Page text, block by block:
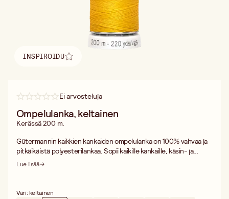
INSPIROIDU
Löydä inspiraatio
Ei arvosteluja
Ompelulanka, keltainen
Kerässä 200 m.
Gütermannin kaikkien kankaiden ompelulanka on 100% vahvaa ja
pitkäikäistä polyesterilankaa. Sopii kaikille kankaille, käsin- ja
koneompeluun. Pesunkestävä ja haalistumaton. Gütermann. Jos
Lue lisää
Väri: keltainen